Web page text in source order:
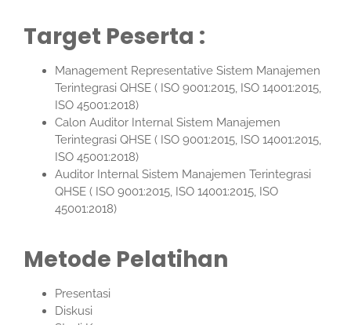
Target Peserta :
Management Representative Sistem Manajemen
Terintegrasi QHSE ( ISO 9001:2015, ISO 14001:2015,
ISO 45001:2018)
Calon Auditor Internal Sistem Manajemen
Terintegrasi QHSE ( ISO 9001:2015, ISO 14001:2015,
ISO 45001:2018)
Auditor Internal Sistem Manajemen Terintegrasi
QHSE ( ISO 9001:2015, ISO 14001:2015, ISO
45001:2018)
Metode Pelatihan
Presentasi
Diskusi